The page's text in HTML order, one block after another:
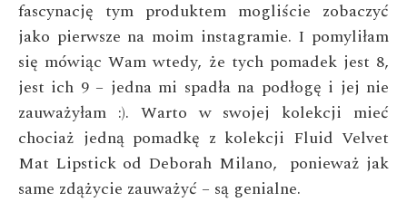
fascynację tym produktem mogliście zobaczyć
jako pierwsze na moim instagramie. I pomyliłam
się mówiąc Wam wtedy, że tych pomadek jest 8,
jest ich 9 – jedna mi spadła na podłogę i jej nie
zauważyłam :). Warto w swojej kolekcji mieć
chociaż jedną pomadkę z kolekcji Fluid Velvet
Mat Lipstick od Deborah Milano, ponieważ jak
same zdążycie zauważyć – są genialne.